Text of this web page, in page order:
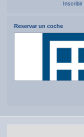
Reservar un coche